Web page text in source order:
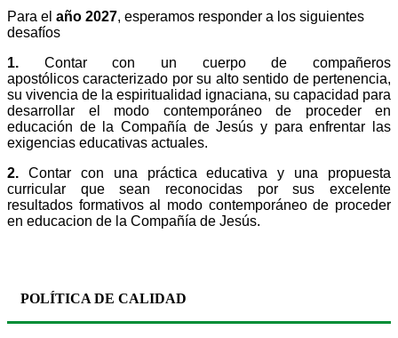
Para el año 2027, esperamos responder a los siguientes
desafíos
1. Contar con un cuerpo de compañeros
apostólicos caracterizado por su alto sentido de pertenencia,
su vivencia de la espiritualidad ignaciana, su capacidad para
desarrollar el modo contemporáneo de proceder en
educación de la Compañía de Jesús y para enfrentar las
exigencias educativas actuales.
2. Contar con una práctica educativa y una propuesta
curricular que sean reconocidas por sus excelente
resultados formativos al modo contemporáneo de proceder
en educacion de la Compañía de Jesús.
POLÍTICA DE CALIDAD